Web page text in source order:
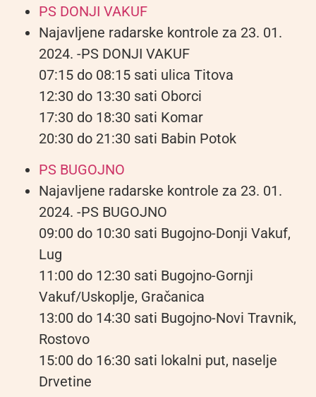
PS DONJI VAKUF
Najavljene radarske kontrole za 23. 01.
2024. -PS DONJI VAKUF
07:15 do 08:15 sati ulica Titova
12:30 do 13:30 sati Oborci
17:30 do 18:30 sati Komar
20:30 do 21:30 sati Babin Potok
PS BUGOJNO
Najavljene radarske kontrole za 23. 01.
2024. -PS BUGOJNO
09:00 do 10:30 sati Bugojno-Donji Vakuf,
Lug
11:00 do 12:30 sati Bugojno-Gornji
Vakuf/Uskoplje, Gračanica
13:00 do 14:30 sati Bugojno-Novi Travnik,
Rostovo
15:00 do 16:30 sati lokalni put, naselje
Drvetine